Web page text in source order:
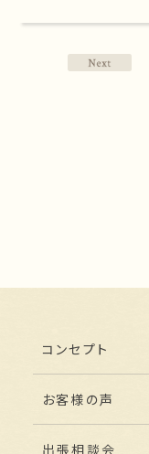
コンセプト
お客様の声
出張相談会